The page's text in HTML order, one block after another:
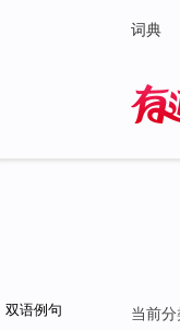
词典
双语例句 当前